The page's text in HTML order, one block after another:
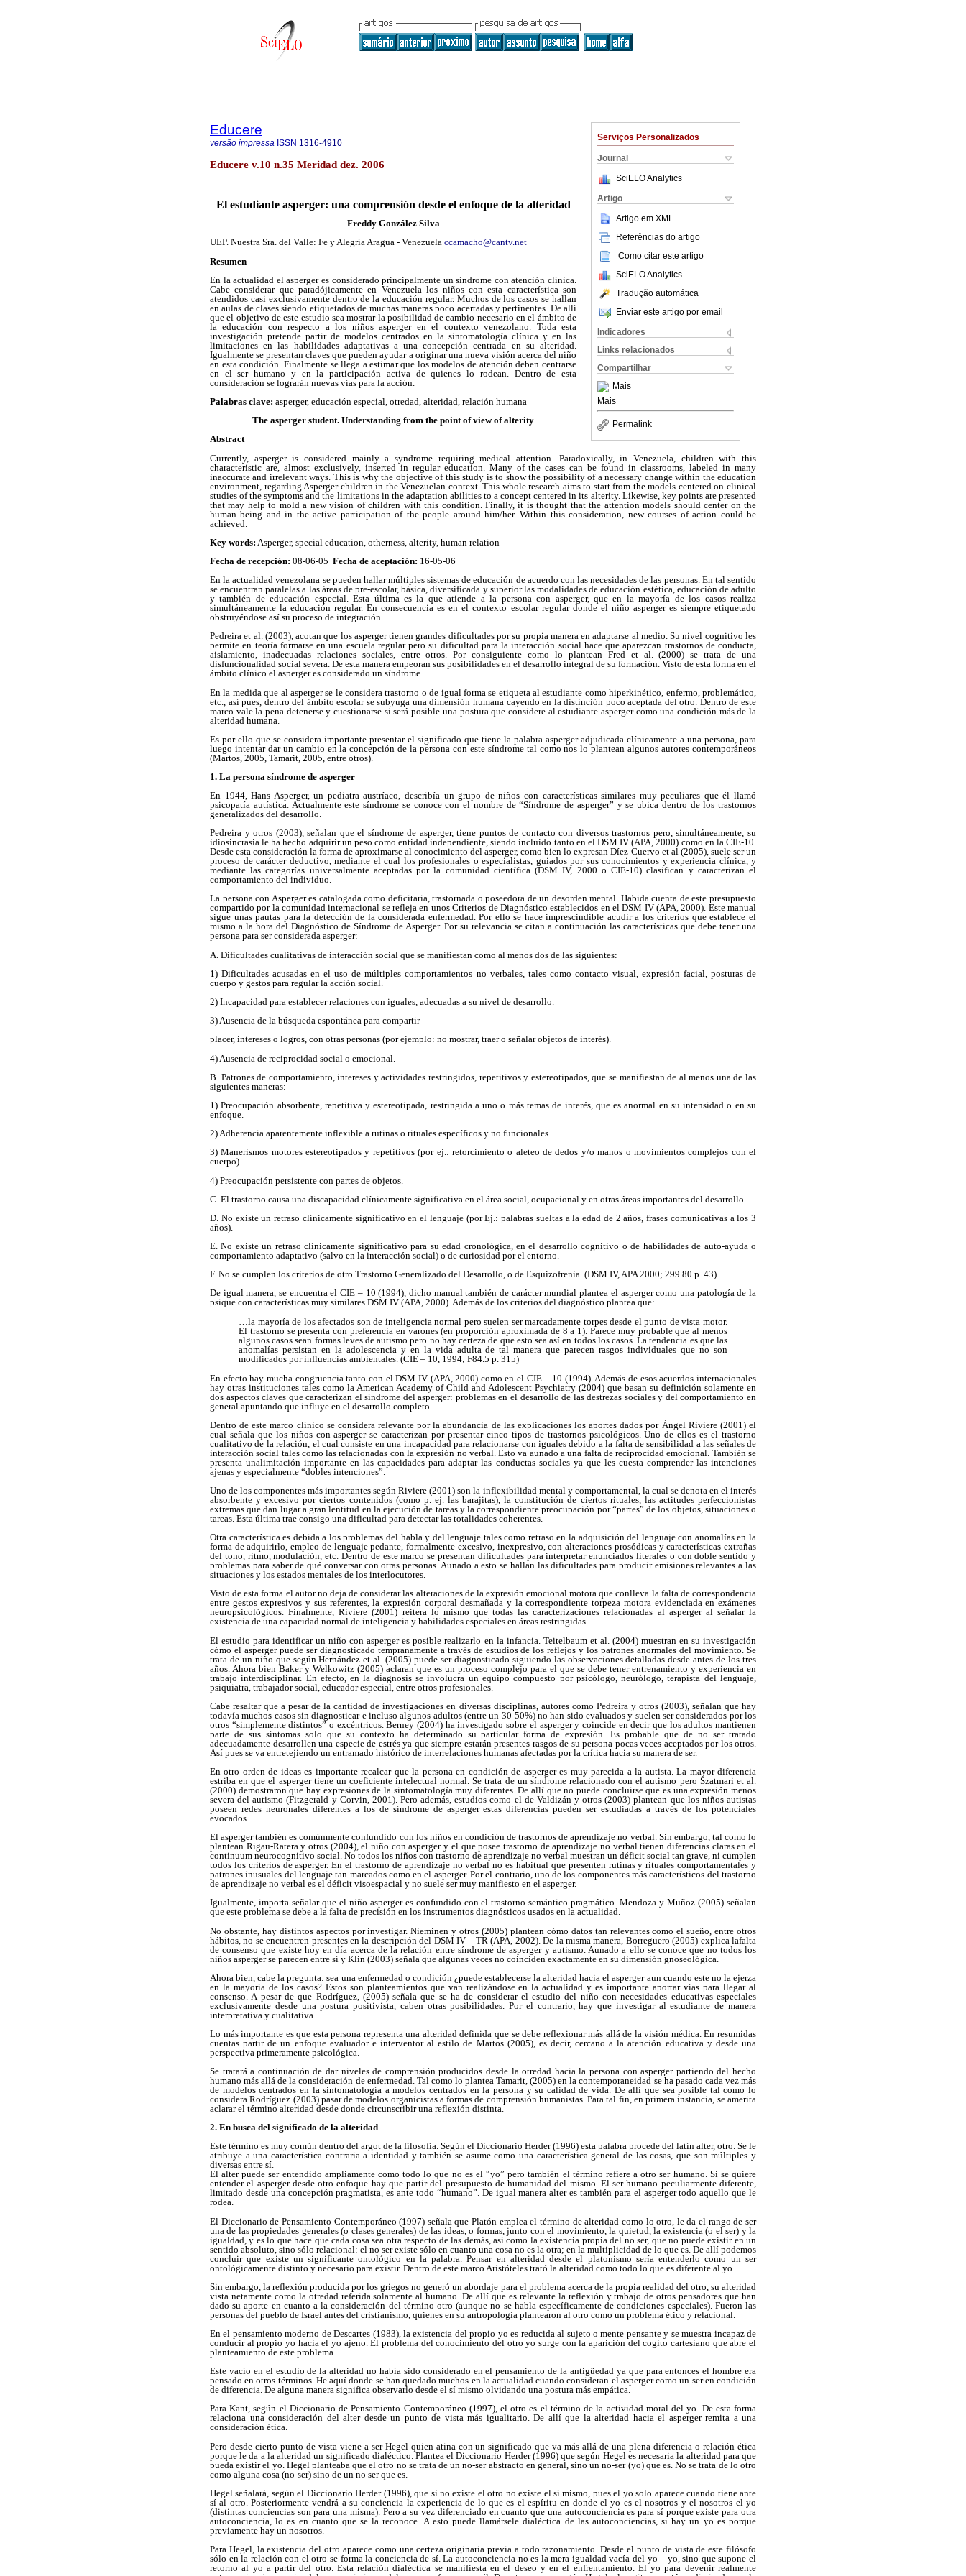
Serviços Personalizados
Journal
SciELO Analytics
Artigo
Artigo em XML
Referências do artigo
Como citar este artigo
SciELO Analytics
Tradução automática
Enviar este artigo por email
Indicadores
Links relacionados
Compartilhar
Mais
Mais
Permalink
Educere
versão impressa ISSN 1316-4910
Educere v.10 n.35 Meridad dez. 2006
El estudiante asperger: una comprensión desde el enfoque de la alteridad
Freddy González Silva
UEP. Nuestra Sra. del Valle: Fe y Alegría Aragua - Venezuela ccamacho@cantv.net
Resumen
En la actualidad el asperger es considerado principalmente un síndrome con atención clínica.
Cabe considerar que paradójicamente en Venezuela los niños con esta característica son
atendidos casi exclusivamente dentro de la educación regular. Muchos de los casos se hallan
en aulas de clases siendo etiquetados de muchas maneras poco acertadas y pertinentes. De allí
que el objetivo de este estudio sea mostrar la posibilidad de cambio necesario en el ámbito de
la educación con respecto a los niños asperger en el contexto venezolano. Toda esta
investigación pretende partir de modelos centrados en la sintomatología clínica y en las
limitaciones en las habilidades adaptativas a una concepción centrada en su alteridad.
Igualmente se presentan claves que pueden ayudar a originar una nueva visión acerca del niño
en esta condición. Finalmente se llega a estimar que los modelos de atención deben centrarse
en el ser humano y en la participación activa de quienes lo rodean. Dentro de esta
consideración se lograrán nuevas vías para la acción.
Palabras clave: asperger, educación especial, otredad, alteridad, relación humana
The asperger student. Understanding from the point of view of alterity
Abstract
Currently, asperger is considered mainly a syndrome requiring medical attention. Paradoxically, in Venezuela, children with this
characteristic are, almost exclusively, inserted in regular education. Many of the cases can be found in classrooms, labeled in many
inaccurate and irrelevant ways. This is why the objective of this study is to show the possibility of a necessary change within the education
environment, regarding Asperger children in the Venezuelan context. This whole research aims to start from the models centered on clinical
studies of the symptoms and the limitations in the adaptation abilities to a concept centered in its alterity. Likewise, key points are presented
that may help to mold a new vision of children with this condition. Finally, it is thought that the attention models should center on the
human being and in the active participation of the people around him/her. Within this consideration, new courses of action could be
achieved.
Key words: Asperger, special education, otherness, alterity, human relation
Fecha de recepción: 08-06-05 Fecha de aceptación: 16-05-06
En la actualidad venezolana se pueden hallar múltiples sistemas de educación de acuerdo con las necesidades de las personas. En tal sentido
se encuentran paralelas a las áreas de pre-escolar, básica, diversificada y superior las modalidades de educación estética, educación de adulto
y también de educación especial. Esta última es la que atiende a la persona con asperger, que en la mayoría de los casos realiza
simultáneamente la educación regular. En consecuencia es en el contexto escolar regular donde el niño asperger es siempre etiquetado
obstruyéndose así su proceso de integración.
Pedreira et al. (2003), acotan que los asperger tienen grandes dificultades por su propia manera en adaptarse al medio. Su nivel cognitivo les
permite en teoría formarse en una escuela regular pero su dificultad para la interacción social hace que aparezcan trastornos de conducta,
aislamiento, inadecuadas relaciones sociales, entre otros. Por consiguiente como lo plantean Fred et al. (2000) se trata de una
disfuncionalidad social severa. De esta manera empeoran sus posibilidades en el desarrollo integral de su formación. Visto de esta forma en el
ámbito clínico el asperger es considerado un síndrome.
En la medida que al asperger se le considera trastorno o de igual forma se etiqueta al estudiante como hiperkinético, enfermo, problemático,
etc., así pues, dentro del ámbito escolar se subyuga una dimensión humana cayendo en la distinción poco aceptada del otro. Dentro de este
marco vale la pena detenerse y cuestionarse si será posible una postura que considere al estudiante asperger como una condición más de la
alteridad humana.
Es por ello que se considera importante presentar el significado que tiene la palabra asperger adjudicada clínicamente a una persona, para
luego intentar dar un cambio en la concepción de la persona con este síndrome tal como nos lo plantean algunos autores contemporáneos
(Martos, 2005, Tamarit, 2005, entre otros).
1. La persona síndrome de asperger
En 1944, Hans Asperger, un pediatra austríaco, describía un grupo de niños con características similares muy peculiares que él llamó
psicopatía autística. Actualmente este síndrome se conoce con el nombre de “Síndrome de asperger” y se ubica dentro de los trastornos
generalizados del desarrollo.
Pedreira y otros (2003), señalan que el síndrome de asperger, tiene puntos de contacto con diversos trastornos pero, simultáneamente, su
idiosincrasia le ha hecho adquirir un peso como entidad independiente, siendo incluido tanto en el DSM IV (APA, 2000) como en la CIE-10.
Desde esta consideración la forma de aproximarse al conocimiento del asperger, como bien lo expresan Díez-Cuervo et al (2005), suele ser un
proceso de carácter deductivo, mediante el cual los profesionales o especialistas, guiados por sus conocimientos y experiencia clínica, y
mediante las categorías universalmente aceptadas por la comunidad científica (DSM IV, 2000 o CIE-10) clasifican y caracterizan el
comportamiento del individuo.
La persona con Asperger es catalogada como deficitaria, trastornada o poseedora de un desorden mental. Habida cuenta de este presupuesto
compartido por la comunidad internacional se refleja en unos Criterios de Diagnóstico establecidos en el DSM IV (APA, 2000). Este manual
sigue unas pautas para la detección de la considerada enfermedad. Por ello se hace imprescindible acudir a los criterios que establece el
mismo a la hora del Diagnóstico de Síndrome de Asperger. Por su relevancia se citan a continuación las características que debe tener una
persona para ser considerada asperger:
A. Dificultades cualitativas de interacción social que se manifiestan como al menos dos de las siguientes:
1) Dificultades acusadas en el uso de múltiples comportamientos no verbales, tales como contacto visual, expresión facial, posturas de
cuerpo y gestos para regular la acción social.
2) Incapacidad para establecer relaciones con iguales, adecuadas a su nivel de desarrollo.
3) Ausencia de la búsqueda espontánea para compartir
placer, intereses o logros, con otras personas (por ejemplo: no mostrar, traer o señalar objetos de interés).
4) Ausencia de reciprocidad social o emocional.
B. Patrones de comportamiento, intereses y actividades restringidos, repetitivos y estereotipados, que se manifiestan de al menos una de las
siguientes maneras:
1) Preocupación absorbente, repetitiva y estereotipada, restringida a uno o más temas de interés, que es anormal en su intensidad o en su
enfoque.
2) Adherencia aparentemente inflexible a rutinas o rituales específicos y no funcionales.
3) Manerismos motores estereotipados y repetitivos (por ej.: retorcimiento o aleteo de dedos y/o manos o movimientos complejos con el
cuerpo).
4) Preocupación persistente con partes de objetos.
C. El trastorno causa una discapacidad clínicamente significativa en el área social, ocupacional y en otras áreas importantes del desarrollo.
D. No existe un retraso clínicamente significativo en el lenguaje (por Ej.: palabras sueltas a la edad de 2 años, frases comunicativas a los 3
años).
E. No existe un retraso clínicamente significativo para su edad cronológica, en el desarrollo cognitivo o de habilidades de auto-ayuda o
comportamiento adaptativo (salvo en la interacción social) o de curiosidad por el entorno.
F. No se cumplen los criterios de otro Trastorno Generalizado del Desarrollo, o de Esquizofrenia. (DSM IV, APA 2000; 299.80 p. 43)
De igual manera, se encuentra el CIE – 10 (1994), dicho manual también de carácter mundial plantea el asperger como una patología de la
psique con características muy similares DSM IV (APA, 2000). Además de los criterios del diagnóstico plantea que:
…la mayoría de los afectados son de inteligencia normal pero suelen ser marcadamente torpes desde el punto de vista motor.
El trastorno se presenta con preferencia en varones (en proporción aproximada de 8 a 1). Parece muy probable que al menos
algunos casos sean formas leves de autismo pero no hay certeza de que esto sea así en todos los casos. La tendencia es que las
anomalías persistan en la adolescencia y en la vida adulta de tal manera que parecen rasgos individuales que no son
modificados por influencias ambientales. (CIE – 10, 1994; F84.5 p. 315)
En efecto hay mucha congruencia tanto con el DSM IV (APA, 2000) como en el CIE – 10 (1994). Además de esos acuerdos internacionales
hay otras instituciones tales como la American Academy of Child and Adolescent Psychiatry (2004) que basan su definición solamente en
dos aspectos claves que caracterizan el síndrome del asperger: problemas en el desarrollo de las destrezas sociales y del comportamiento en
general apuntando que influye en el desarrollo completo.
Dentro de este marco clínico se considera relevante por la abundancia de las explicaciones los aportes dados por Ángel Riviere (2001) el
cual señala que los niños con asperger se caracterizan por presentar cinco tipos de trastornos psicológicos. Uno de ellos es el trastorno
cualitativo de la relación, el cual consiste en una incapacidad para relacionarse con iguales debido a la falta de sensibilidad a las señales de
interacción social tales como las relacionadas con la expresión no verbal. Esto va aunado a una falta de reciprocidad emocional. También se
presenta unalimitación importante en las capacidades para adaptar las conductas sociales ya que les cuesta comprender las intenciones
ajenas y especialmente “dobles intenciones”.
Uno de los componentes más importantes según Riviere (2001) son la inflexibilidad mental y comportamental, la cual se denota en el interés
absorbente y excesivo por ciertos contenidos (como p. ej. las barajitas), la constitución de ciertos rituales, las actitudes perfeccionistas
extremas que dan lugar a gran lentitud en la ejecución de tareas y la correspondiente preocupación por “partes” de los objetos, situaciones o
tareas. Esta última trae consigo una dificultad para detectar las totalidades coherentes.
Otra característica es debida a los problemas del habla y del lenguaje tales como retraso en la adquisición del lenguaje con anomalías en la
forma de adquirirlo, empleo de lenguaje pedante, formalmente excesivo, inexpresivo, con alteraciones prosódicas y características extrañas
del tono, ritmo, modulación, etc. Dentro de este marco se presentan dificultades para interpretar enunciados literales o con doble sentido y
problemas para saber de qué conversar con otras personas. Aunado a esto se hallan las dificultades para producir emisiones relevantes a las
situaciones y los estados mentales de los interlocutores.
Visto de esta forma el autor no deja de considerar las alteraciones de la expresión emocional motora que conlleva la falta de correspondencia
entre gestos expresivos y sus referentes, la expresión corporal desmañada y la correspondiente torpeza motora evidenciada en exámenes
neuropsicológicos. Finalmente, Riviere (2001) reitera lo mismo que todas las caracterizaciones relacionadas al asperger al señalar la
existencia de una capacidad normal de inteligencia y habilidades especiales en áreas restringidas.
El estudio para identificar un niño con asperger es posible realizarlo en la infancia. Teitelbaum et al. (2004) muestran en su investigación
cómo el asperger puede ser diagnosticado tempranamente a través de estudios de los reflejos y los patrones anormales del movimiento. Se
trata de un niño que según Hernández et al. (2005) puede ser diagnosticado siguiendo las observaciones detalladas desde antes de los tres
años. Ahora bien Baker y Welkowitz (2005) aclaran que es un proceso complejo para el que se debe tener entrenamiento y experiencia en
trabajo interdisciplinar. En efecto, en la diagnosis se involucra un equipo compuesto por psicólogo, neurólogo, terapista del lenguaje,
psiquiatra, trabajador social, educador especial, entre otros profesionales.
Cabe resaltar que a pesar de la cantidad de investigaciones en diversas disciplinas, autores como Pedreira y otros (2003), señalan que hay
todavía muchos casos sin diagnosticar e incluso algunos adultos (entre un 30-50%) no han sido evaluados y suelen ser considerados por los
otros “simplemente distintos” o excéntricos. Berney (2004) ha investigado sobre el asperger y coincide en decir que los adultos mantienen
parte de sus síntomas solo que su contexto ha determinado su particular forma de expresión. Es probable que de no ser tratado
adecuadamente desarrollen una especie de estrés ya que siempre estarán presentes rasgos de su persona pocas veces aceptados por los otros.
Así pues se va entretejiendo un entramado histórico de interrelaciones humanas afectadas por la crítica hacia su manera de ser.
En otro orden de ideas es importante recalcar que la persona en condición de asperger es muy parecida a la autista. La mayor diferencia
estriba en que el asperger tiene un coeficiente intelectual normal. Se trata de un síndrome relacionado con el autismo pero Szatmari et al.
(2000) demostraron que hay expresiones de la sintomatología muy diferentes. De allí que no puede concluirse que es una expresión menos
severa del autismo (Fitzgerald y Corvin, 2001). Pero además, estudios como el de Valdizán y otros (2003) plantean que los niños autistas
poseen redes neuronales diferentes a los de síndrome de asperger estas diferencias pueden ser estudiadas a través de los potenciales
evocados.
El asperger también es comúnmente confundido con los niños en condición de trastornos de aprendizaje no verbal. Sin embargo, tal como lo
plantean Rigau-Ratera y otros (2004), el niño con asperger y el que posee trastorno de aprendizaje no verbal tienen diferencias claras en el
continuum neurocognitivo social. No todos los niños con trastorno de aprendizaje no verbal muestran un déficit social tan grave, ni cumplen
todos los criterios de asperger. En el trastorno de aprendizaje no verbal no es habitual que presenten rutinas y rituales comportamentales y
patrones inusuales del lenguaje tan marcados como en el asperger. Por el contrario, uno de los componentes más característicos del trastorno
de aprendizaje no verbal es el déficit visoespacial y no suele ser muy manifiesto en el asperger.
Igualmente, importa señalar que el niño asperger es confundido con el trastorno semántico pragmático. Mendoza y Muñoz (2005) señalan
que este problema se debe a la falta de precisión en los instrumentos diagnósticos usados en la actualidad.
No obstante, hay distintos aspectos por investigar. Nieminen y otros (2005) plantean cómo datos tan relevantes como el sueño, entre otros
hábitos, no se encuentren presentes en la descripción del DSM IV – TR (APA, 2002). De la misma manera, Borreguero (2005) explica lafalta
de consenso que existe hoy en día acerca de la relación entre síndrome de asperger y autismo. Aunado a ello se conoce que no todos los
niños asperger se parecen entre sí y Klin (2003) señala que algunas veces no coinciden exactamente en su dimensión gnoseológica.
Ahora bien, cabe la pregunta: sea una enfermedad o condición ¿puede establecerse la alteridad hacia el asperger aun cuando este no la ejerza
en la mayoría de los casos? Estos son planteamientos que van realizándose en la actualidad y es importante aportar vías para llegar al
consenso. A pesar de que Rodríguez, (2005) señala que se ha de considerar el estudio del niño con necesidades educativas especiales
exclusivamente desde una postura positivista, caben otras posibilidades. Por el contrario, hay que investigar al estudiante de manera
interpretativa y cualitativa.
Lo más importante es que esta persona representa una alteridad definida que se debe reflexionar más allá de la visión médica. En resumidas
cuentas partir de un enfoque evaluador e interventor al estilo de Martos (2005), es decir, cercano a la atención educativa y desde una
perspectiva primeramente psicológica.
Se tratará a continuación de dar niveles de comprensión producidos desde la otredad hacia la persona con asperger partiendo del hecho
humano más allá de la consideración de enfermedad. Tal como lo plantea Tamarit, (2005) en la contemporaneidad se ha pasado cada vez más
de modelos centrados en la sintomatología a modelos centrados en la persona y su calidad de vida. De allí que sea posible tal como lo
considera Rodríguez (2003) pasar de modelos organicistas a formas de comprensión humanistas. Para tal fin, en primera instancia, se amerita
aclarar el término alteridad desde donde circunscribir una reflexión distinta.
2. En busca del significado de la alteridad
Este término es muy común dentro del argot de la filosofía. Según el Diccionario Herder (1996) esta palabra procede del latín alter, otro. Se le
atribuye a una característica contraria a identidad y también se asume como una característica general de las cosas, que son múltiples y
diversas entre sí.
El alter puede ser entendido ampliamente como todo lo que no es el “yo” pero también el término refiere a otro ser humano. Si se quiere
entender el asperger desde otro enfoque hay que partir del presupuesto de humanidad del mismo. El ser humano peculiarmente diferente,
limitado desde una concepción pragmatista, es ante todo “humano”. De igual manera alter es también para el asperger todo aquello que le
rodea.
El Diccionario de Pensamiento Contemporáneo (1997) señala que Platón emplea el término de alteridad como lo otro, le da el rango de ser
una de las propiedades generales (o clases generales) de las ideas, o formas, junto con el movimiento, la quietud, la existencia (o el ser) y la
igualdad, y es lo que hace que cada cosa sea otra respecto de las demás, así como la existencia propia del no ser, que no puede existir en un
sentido absoluto, sino sólo relacional: el no ser existe sólo en cuanto una cosa no es la otra; en la multiplicidad de lo que es. De allí podemos
concluir que existe un significante ontológico en la palabra. Pensar en alteridad desde el platonismo sería entenderlo como un ser
ontológicamente distinto y necesario para existir. Dentro de este marco Aristóteles trató la alteridad como todo lo que es diferente al yo.
Sin embargo, la reflexión producida por los griegos no generó un abordaje para el problema acerca de la propia realidad del otro, su alteridad
vista netamente como la otredad referida solamente al humano. De allí que es relevante la reflexión y trabajo de otros pensadores que han
dado su aporte en cuanto a la consideración del término otro (aunque no se habla específicamente de condiciones especiales). Fueron las
personas del pueblo de Israel antes del cristianismo, quienes en su antropología plantearon al otro como un problema ético y relacional.
En el pensamiento moderno de Descartes (1983), la existencia del propio yo es reducida al sujeto o mente pensante y se muestra incapaz de
conducir al propio yo hacia el yo ajeno. El problema del conocimiento del otro yo surge con la aparición del cogito cartesiano que abre el
planteamiento de este problema.
Este vacío en el estudio de la alteridad no había sido considerado en el pensamiento de la antigüedad ya que para entonces el hombre era
pensado en otros términos. He aquí donde se han quedado muchos en la actualidad cuando consideran el asperger como un ser en condición
de diferencia. De alguna manera significa observarlo desde el sí mismo olvidando una postura más empática.
Para Kant, según el Diccionario de Pensamiento Contemporáneo (1997), el otro es el término de la actividad moral del yo. De esta forma
relaciona una consideración del alter desde un punto de vista más igualitario. De allí que la alteridad hacia el asperger remita a una
consideración ética.
Pero desde cierto punto de vista viene a ser Hegel quien atina con un significado que va más allá de una plena diferencia o relación ética
porque le da a la alteridad un significado dialéctico. Plantea el Diccionario Herder (1996) que según Hegel es necesaria la alteridad para que
pueda existir el yo. Hegel planteaba que el otro no se trata de un no-ser abstracto en general, sino un no-ser (yo) que es. No se trata de lo otro
como alguna cosa (no-ser) sino de un no ser que es.
Hegel señalará, según el Diccionario Herder (1996), que si no existe el otro no existe el sí mismo, pues el yo solo aparece cuando tiene ante
sí al otro. Posteriormente vendrá a su conciencia la experiencia de lo que es el espíritu en donde el yo es el nosotros y el nosotros el yo
(distintas conciencias son para una misma). Pero a su vez diferenciado en cuanto que una autoconciencia es para sí porque existe para otra
autoconciencia, lo es en cuanto que se la reconoce. A esto puede llamársele dialéctica de las autoconciencias, si hay un yo es porque
previamente hay un nosotros.
Para Hegel, la existencia del otro aparece como una certeza originaria previa a todo razonamiento. Desde el punto de vista de este filósofo
sólo en la relación con el otro se forma la conciencia de sí. La autoconciencia no es la mera igualdad vacía del yo = yo, sino que supone el
retorno al yo a partir del otro. Esta relación dialéctica se manifiesta en el deseo y en el enfrentamiento. El yo para devenir realmente